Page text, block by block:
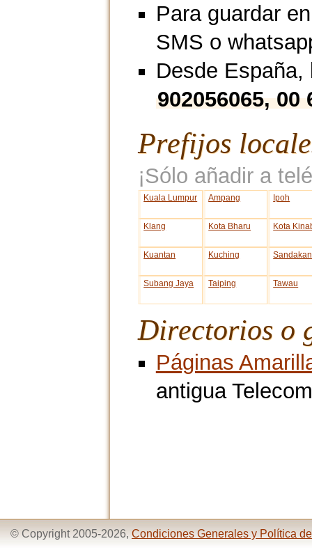
Para guardar
SMS o
Desde
902056065,
Prefijos
¡Sólo añadir a
Kuala Lumpur Ampang Ipoh
Klang Kota Bharu Kota
Kuantan Kuching Sandakan
Subang Jaya Taiping Tawau
Directorios o
Páginas
antigua
© Copyright 2005-2026, Condiciones Generales y Política